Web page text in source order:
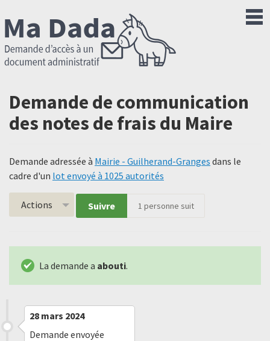
Demande de communication
des notes de frais du Maire
Demande adressée à Mairie - Guilherand-Granges dans le
cadre d'un lot envoyé à 1025 autorités
Actions Suivre 1 personne suit
La demande a abouti.
28 mars 2024
Demande envoyée